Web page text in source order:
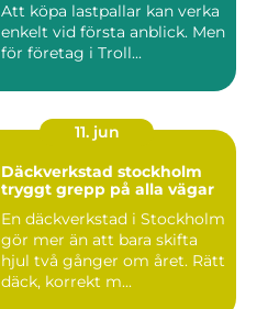
Att köpa lastpallar kan verka
enkelt vid första anblick. Men
för företag i Troll...
11. jun
Däckverkstad stockholm
tryggt grepp på alla vägar
En däckverkstad i Stockholm
gör mer än att bara skifta
hjul två gånger om året. Rätt
däck, korrekt m...